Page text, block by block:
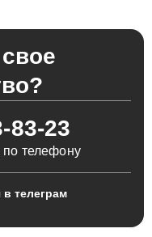
83-23
телефону
в телеграм